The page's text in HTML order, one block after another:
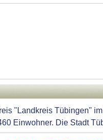
"Landkreis Tübingen"
Einwohner. Die Stadt